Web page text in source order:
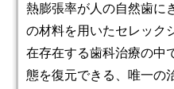
熱膨張率が人の自然歯に
の材料を用いたセレック
在存在する歯科治療の中
態を復元できる、唯一の